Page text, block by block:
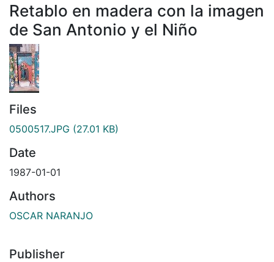
Retablo en madera con la imagen
de San Antonio y el Niño
Files
0500517.JPG (27.01 KB)
Date
1987-01-01
Authors
OSCAR NARANJO
Publisher